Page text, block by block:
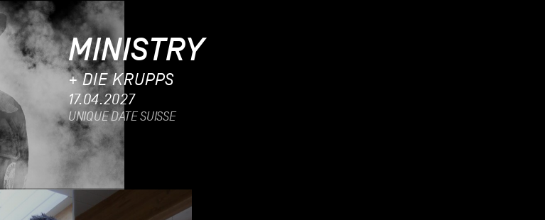
MINISTRY
+ DIE KRUPPS
17.04.2027
UNIQUE DATE SUISSE